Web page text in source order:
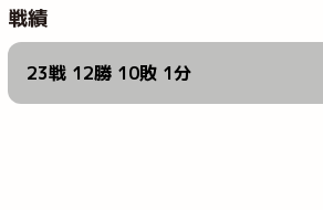
戦績
23戦 12勝 10敗 1分